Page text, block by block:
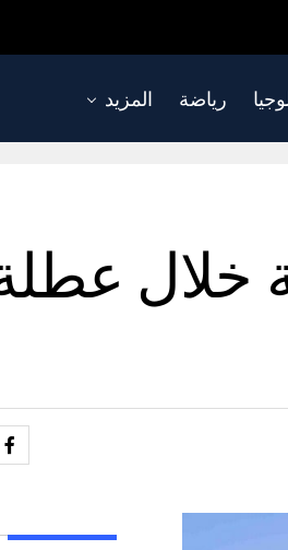
رياضة المزيد
خلال